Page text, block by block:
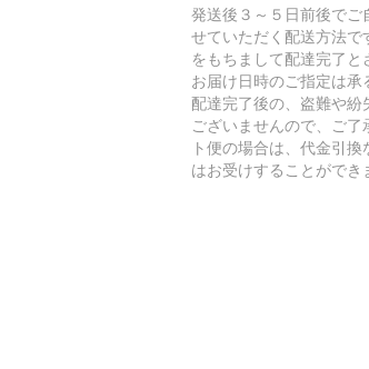
発送後３～５日前後でご
せていただく配送方法で
をもちまして配達完了と
お届け日時のご指定は承
配達完了後の、盗難や紛
ございませんので、ご
ト便の場合は、代金引
はお受けすることができ